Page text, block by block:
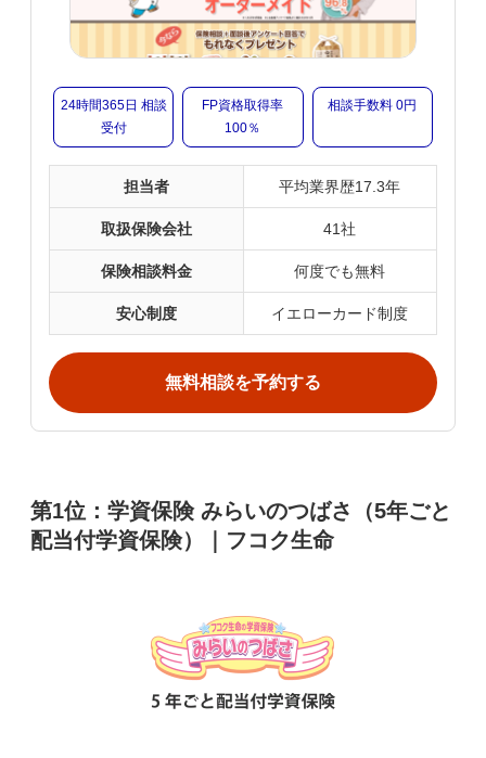
24時間365日 相談
受付
FP資格取得率
100％
相談手数料 0円
担当者 平均業界歴17.3年
取扱保険会社 41社
保険相談料金 何度でも無料
安心制度 イエローカード制度
無料相談を予約する
第1位：学資保険 みらいのつばさ（5年ごと
配当付学資保険）｜フコク生命